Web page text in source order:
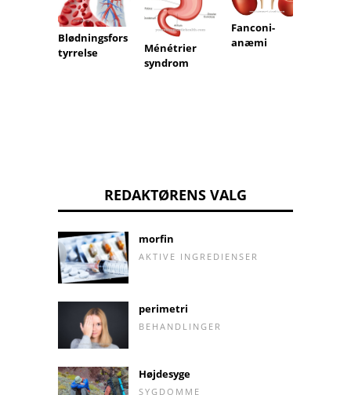
Blødningsfors
tyrrelse
Ménétrier
syndrom
Fanconi-
anæmi
REDAKTØRENS VALG
morfin
AKTIVE INGREDIENSER
perimetri
BEHANDLINGER
Højdesyge
SYGDOMME